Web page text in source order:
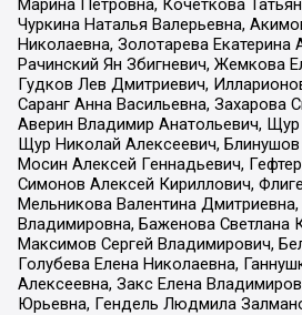
Марина Петровна, Кочеткова
Чуркина Наталья Валерьевна,
Николаевна, Золотарева Екатерина
Рачинский Ян Збигневич, Жемкова
Гудков Лев Дмитриевич,
Саранг Анна Васильевна, Захарова
Аверин Владимир Анатольевич, Щур
Щур Николай Алексеевич,
Мосин Алексей Геннадьевич,
Симонов Алексей Кириллович,
Мельникова Валентина Дмитриевна,
Владимировна, Баженова Светлана
Максимов Сергей Владимирович,
Голубева Елена Николаевна,
Алексеевна, Закс Елена
Юрьевна, Гендель Людмила